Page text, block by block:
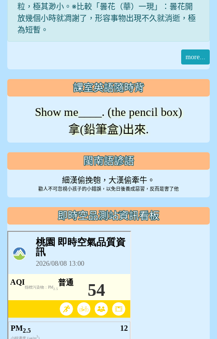
粒，極其渺小。※比較「曇花（華）一現」：曇花開
放幾個小時就凋謝了，形容事物出現不久就消逝，極
為短暫。
more...
課室英語隨時背
Show me____. (the pencil box)
拿(鉛筆盒)出來.
閩南語諺語
細漢偷挽匏，大漢偷牽牛。
勸人不可忽視小孩子的小錯誤，以免日後養成惡習，反而是害了他
即時空品測站資訊看板